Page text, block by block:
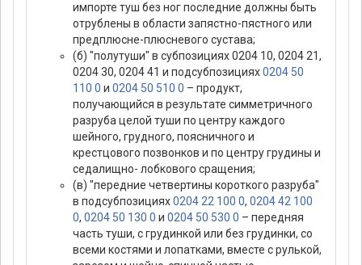
импорте туш без ног последние должны быть
отрублены в области запястно-пястного или
предплюсне-плюсневого сустава;
(б) "полутуши" в субпозициях 0204 10, 0204 21,
0204 30, 0204 41 и подсубпозициях0204 50
110 0 и 0204 50 510 0 – продукт,
получающийся в результате симметричного
разруба целой туши по центру каждого
шейного, грудного, поясничного и
крестцового позвонков и по центру грудины и
седалищно- лобкового сращения;
(в) "передние четвертины короткого разруба"
в подсубпозициях0204 22 100 0, 0204 42 100
0, 0204 50 130 0 и 0204 50 530 0 – передняя
часть туши, с грудинкой или без грудинки, со
всеми костями и лопатками, вместе с рулькой,